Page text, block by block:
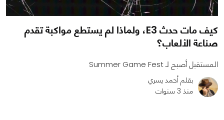
كيف مات حدث E3، ولماذا لم يستطع مواكبة تقدم
صناعة الألعاب؟
المستقبل أصبح لـ Summer Game Fest
بقلم أحمد يسري
منذ 3 سنوات